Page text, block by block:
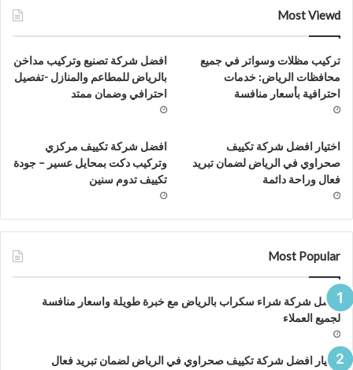
Most Viewd
تركيب مظلات وسواتر في جميع
محافظات الرياض: خدمات
احترافية بأسعار منافسة
افضل شركة تصنيع وتركيب مداخن
بالرياض للمطاعم والمنازل -تفصيل
احترافي وضمان ممتد
اختيار افضل شركة تكييف
صحراوي في الرياض لضمان تبريد
فعال وراحة دائمة
افضل شركة تكييف مركزي
وتركيب دكت بمحايل عسير – جودة
تكييف تدوم سنين
Most Popular
افضل شركة شراء سكراب بالرياض مع خبرة طويلة واسعار منافسة
لجميع العملاء
اختيار افضل شركة تكييف صحراوي في الرياض لضمان تبريد فعال